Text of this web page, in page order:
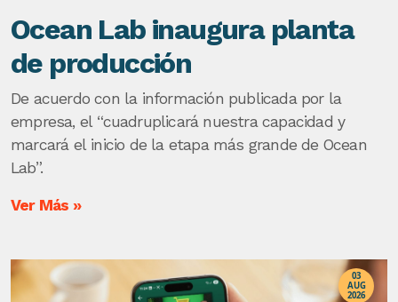
Ocean Lab inaugura planta
de producción
De acuerdo con la información publicada por la
empresa, el “cuadruplicará nuestra capacidad y
marcará el inicio de la etapa más grande de Ocean
Lab”.
Ver Más »
03
AUG
2026